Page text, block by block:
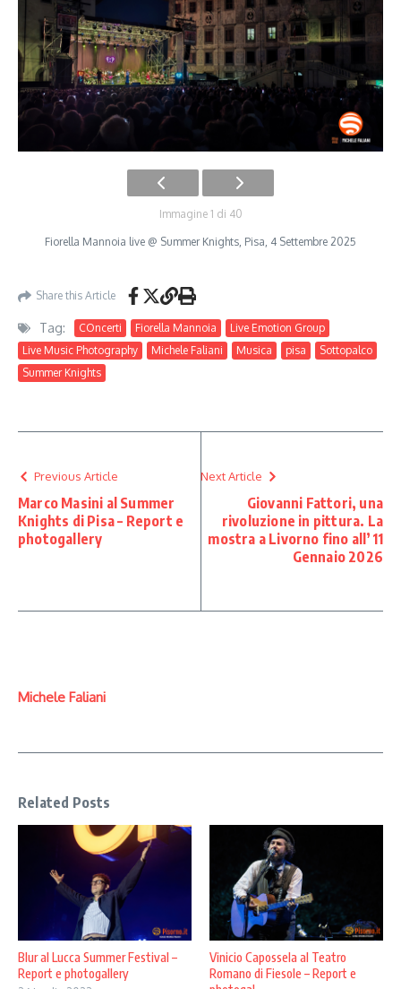
Immagine 1 di 40
Fiorella Mannoia live @ Summer Knights, Pisa, 4 Settembre 2025
Share this Article
Tag: COncerti Fiorella Mannoia
Live Emotion Group
Live Music Photography
Michele Faliani Musica pisa
Sottopalco
Summer Knights
Previous Article
Marco Masini al Summer
Knights di Pisa – Report e
photogallery
Next Article
Giovanni Fattori, una
rivoluzione in pittura. La
mostra a Livorno fino all’11
Gennaio 2026
Michele Faliani
Related Posts
Blur al Lucca Summer Festival –
Report e photogallery
Vinicio Capossela al Teatro
Romano di Fiesole – Report e